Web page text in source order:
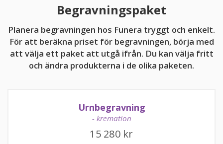
11:00 - 15:00
kundtjanst@funera.se
Begravningspaket
Planera begravningen hos Funera tryggt och enkelt.
För att beräkna priset för begravningen, börja med
att välja ett paket att utgå ifrån. Du kan välja fritt
och ändra produkterna i de olika paketen.
Urnbegravning
- kremation
15 280 kr